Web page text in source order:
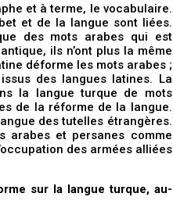
et à terme, le vocabulaire.
et de la langue sont liées.
des mots arabes qui est
ils n’ont plus la même
déforme les mots arabes ;
des langues latines. La
la langue turque de mots
de la réforme de la langue.
des tutelles étrangères.
arabes et persanes comme
des armées alliées
sur la langue turque, au-